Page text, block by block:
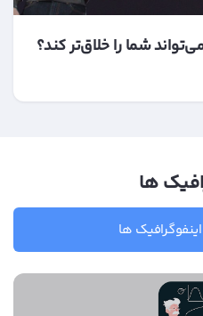
شما را خلاق‌تر کند؟
ها
ها